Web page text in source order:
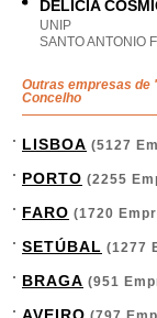
DELÍCIA
UNIP
SANTO ANTONIO
Outras empresas de
Concelho
LISBOA (5127
PORTO (2255
FARO (1720
SETÚBAL (1277
BRAGA (951